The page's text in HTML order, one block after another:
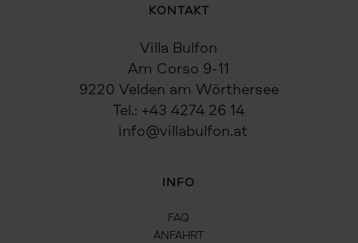
KONTAKT
Villa Bulfon
Am Corso 9-11
9220 Velden am Wörthersee
Tel.: +43 4274 26 14
info@villabulfon.at
INFO
FAQ
ANFAHRT